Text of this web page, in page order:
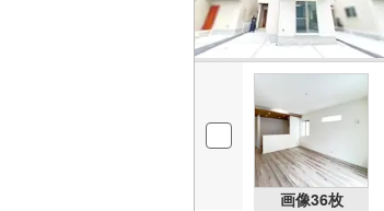
画像36枚